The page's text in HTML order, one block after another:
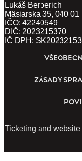
Lukáš Berberich
Mäsiarska 35, 040 01
IČO: 42240549
DIČ: 2023215370
IČ DPH:
ZÁSADY
Ticketing and